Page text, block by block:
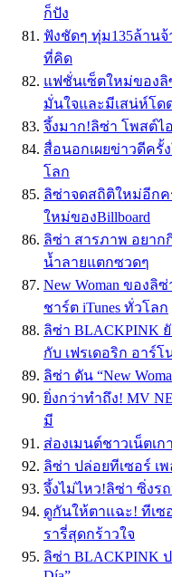
ก็ปัง
ฟังชัดๆ ทุ่ม135ล้านจ้
ที่คิด
แฟชั่นเซ็ตใหม่ของลิ
มั่นใจและมีเสน่ห์โด
จึ้งมาก!ลิซ่า โพสต์ไ
สื่อนอกเผยข่าวดีครั้
โลก
ลิซ่าจดสถิติใหม่อีกค
ใหม่ของBillboard
ลิซ่า สารภาพ อยาก
น้ำลายแตกซวดๆ
New Woman ของลิ
ชาร์ต iTunes ทั่วโลก
ลิซ่า BLACKPINK
กับ เฟรเดอริก อาร์โ
ลิซ่า ดัน “New
ยิ่งกว่าทำถึง! MV
มี
ส่องเมนต์ชาวเน็ตเ
ลิซ่า ปล่อยทีเซอร์ เพ
จึ้งไม่ไหว!ลิซ่า ซิ่งร
ดูกันให้ตาแฉะ! ทีเซ
รารี่สุดกร้าวใจ
ลิซ่า BLACKPINK